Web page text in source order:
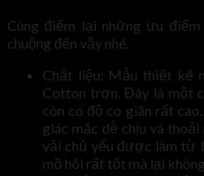
Cùng điểm lại những ưu
chuộng đến vậy nhé.
Chất liệu: Mẫu thiết kế
Cotton trơn. Đây là một
còn có độ co giãn rất
giác mặc dễ chịu và
vải chủ yếu được làm từ
mồ hôi rất tốt mà lại